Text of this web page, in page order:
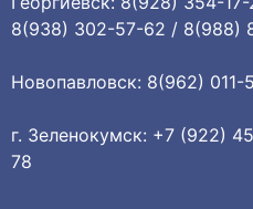
8(938) 302-57-62 / 8(988)
Новопавловск: 8(962) 011-
г. Зеленокумск: +7 (922)
78